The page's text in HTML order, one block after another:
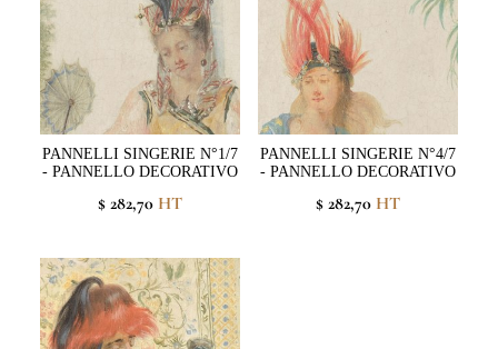
PANNELLI SINGERIE N°1/7
- PANNELLO DECORATIVO
$ 282,70HT
PANNELLI SINGERIE N°4/7
- PANNELLO DECORATIVO
$ 282,70 HT